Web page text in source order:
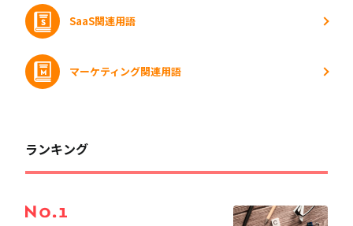
SaaS関連用語
マーケティング関連用語
ランキング